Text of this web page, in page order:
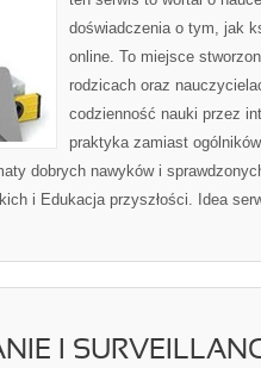
doświadczenia o tym, jak
online. To miejsce
rodzicach oraz
codzienność nauki przez
praktyka zamiast
dobrych nawyków i
i Edukacja przyszłości. Idea
I